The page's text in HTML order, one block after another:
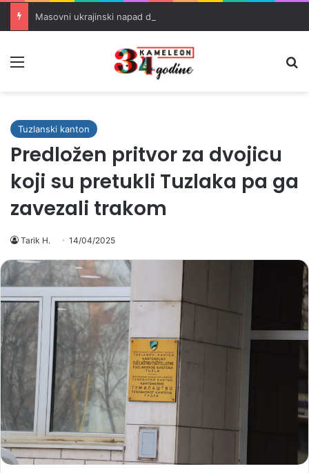
Tuzlanski kanton
Predložen pritvor za dvojicu
koji su pretukli Tuzlaka pa ga
zavezali trakom
Tarik H. 14/04/2025